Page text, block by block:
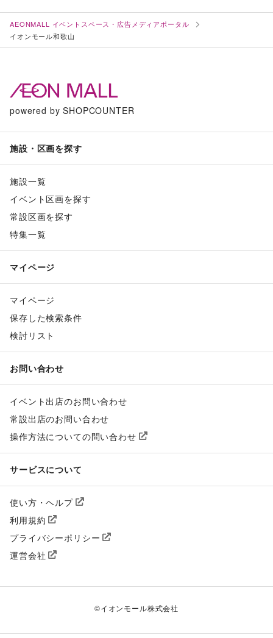
AEONMALL イベントスペース・広告メディアポータル
イオンモール和歌山
powered by SHOPCOUNTER
施設・区画を探す
施設一覧
イベント区画を探す
常設区画を探す
特集一覧
マイページ
マイページ
保存した検索条件
検討リスト
お問い合わせ
イベント出店のお問い合わせ
常設出店のお問い合わせ
操作方法についての問い合わせ
サービスについて
使い方・ヘルプ
利用規約
プライバシーポリシー
運営会社
©イオンモール株式会社